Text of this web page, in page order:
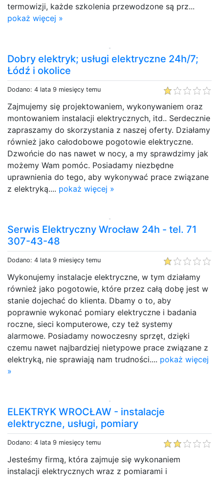
termowizji, każde szkolenia przewodzone są prz...
pokaż więcej »
Dobry elektryk; usługi elektryczne 24h/7;
Łódź i okolice
Dodano: 4 lata 9 miesięcy temu
Zajmujemy się projektowaniem, wykonywaniem oraz
montowaniem instalacji elektrycznych, itd.. Serdecznie
zapraszamy do skorzystania z naszej oferty. Działamy
również jako całodobowe pogotowie elektryczne.
Dzwońcie do nas nawet w nocy, a my sprawdzimy jak
możemy Wam pomóc. Posiadamy niezbędne
uprawnienia do tego, aby wykonywać prace związane
z elektryką.... pokaż więcej »
Serwis Elektryczny Wrocław 24h - tel. 71
307-43-48
Dodano: 4 lata 9 miesięcy temu
Wykonujemy instalacje elektryczne, w tym działamy
również jako pogotowie, które przez całą dobę jest w
stanie dojechać do klienta. Dbamy o to, aby
poprawnie wykonać pomiary elektryczne i badania
roczne, sieci komputerowe, czy też systemy
alarmowe. Posiadamy nowoczesny sprzęt, dzięki
czemu nawet najbardziej nietypowe prace związane z
elektryką, nie sprawiają nam trudności.... pokaż więcej
»
ELEKTRYK WROCŁAW - instalacje
elektryczne, usługi, pomiary
Dodano: 4 lata 9 miesięcy temu
Jesteśmy firmą, która zajmuje się wykonaniem
instalacji elektrycznych wraz z pomiarami i